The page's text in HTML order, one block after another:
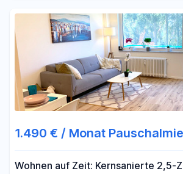
1.490 € / Monat
Wohnen auf Zeit: Kernsanierte 2,5-